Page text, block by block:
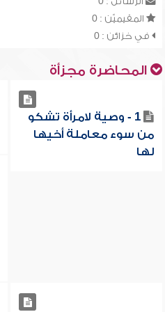
المقيميّن : 0
في خزائن : 0
المحاضرة مجزأة
1 - وصية لامرأة تشكو
من سوء معاملة أخيها
لها